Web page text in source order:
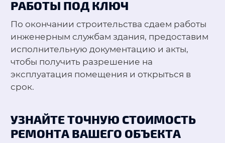
РАБОТЫ ПОД КЛЮЧ
По окончании строительства сдаем работы
инженерным службам здания, предоставим
исполнительную документацию и акты,
чтобы получить разрешение на
эксплуатация помещения и открыться в
срок.
УЗНАЙТЕ ТОЧНУЮ СТОИМОСТЬ
РЕМОНТА ВАШЕГО ОБЪЕКТА